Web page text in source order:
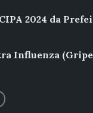
2024 da
Influenza